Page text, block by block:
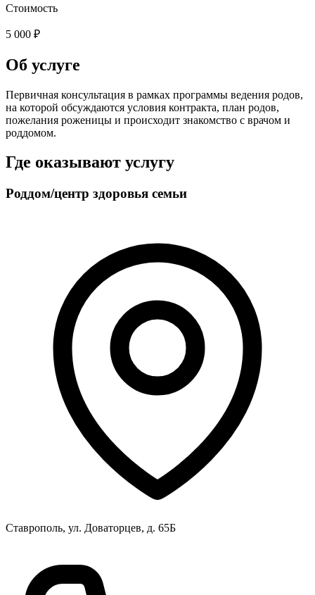
Стоимость
5 000 ₽
Об услуге
Первичная консультация в рамках программы ведения родов,
на которой обсуждаются условия контракта, план родов,
пожелания роженицы и происходит знакомство с врачом и
роддомом.
Где оказывают услугу
Роддом/центр здоровья семьи
Ставрополь, ул. Доваторцев, д. 65Б